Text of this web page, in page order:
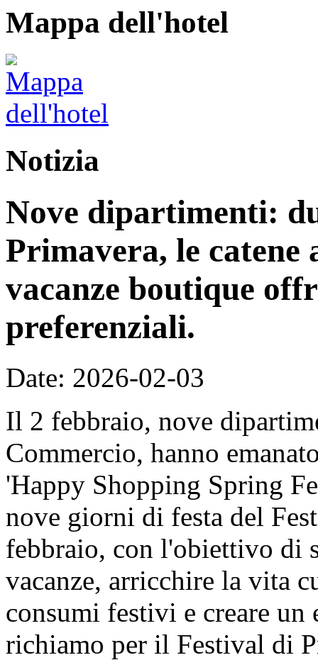
Mappa dell'hotel
Notizia
Nove dipartimenti:
Primavera, le catene
vacanze boutique
preferenziali.
Date: 2026-02-03
Il 2 febbraio, nove
Commercio, hanno
'Happy Shopping Spring
nove giorni di festa del
febbraio, con l'obiettivo di
vacanze, arricchire la vita
consumi festivi e creare un
richiamo per il Festival di